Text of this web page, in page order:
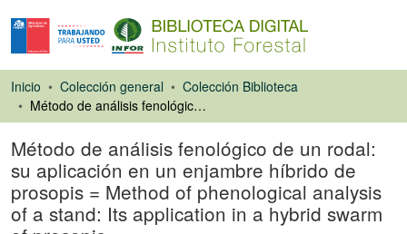
Inicio Colección general
Colección Biblioteca
Método de análisis fenológico de un rodal: su aplicación en un enjambre híbrido de prosopis = Method of phenological analysis of a stand: Its application in a hybrid swarm of prosopis
Método de análisis fenológico de un rodal:
su aplicación en un enjambre híbrido de
prosopis = Method of phenological analysis
of a stand: Its application in a hybrid swarm